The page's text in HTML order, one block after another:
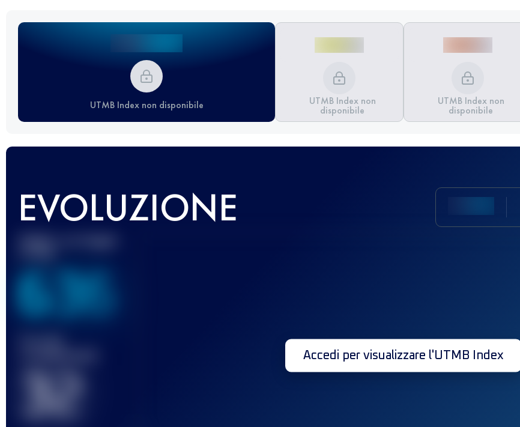
UTMB Index non disponibile UTMB Index non
disponibile
UTMB Index non
disponibile
EVOLUZIONE
Miglior punteggio
636
Gara(e)
32
Accedi per visualizzare l'UTMB Index